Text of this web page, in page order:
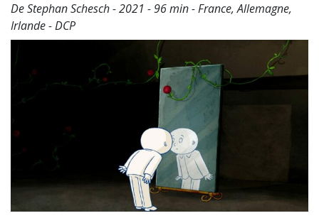
De Stephan Schesch - 2021 - 96 min - France, Allemagne,
Irlande - DCP